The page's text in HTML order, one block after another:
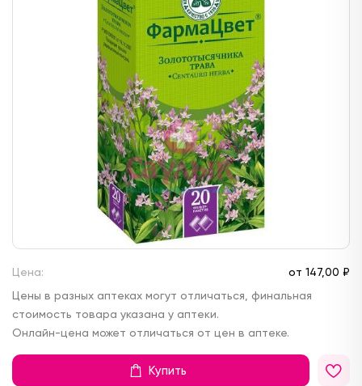
Цена: от 147,00 ₽
Цены в разных аптеках могут отличаться, финальная
стоимость товара указана у аптеки.
Онлайн-цена может отличаться от цен в аптеке.
Купить